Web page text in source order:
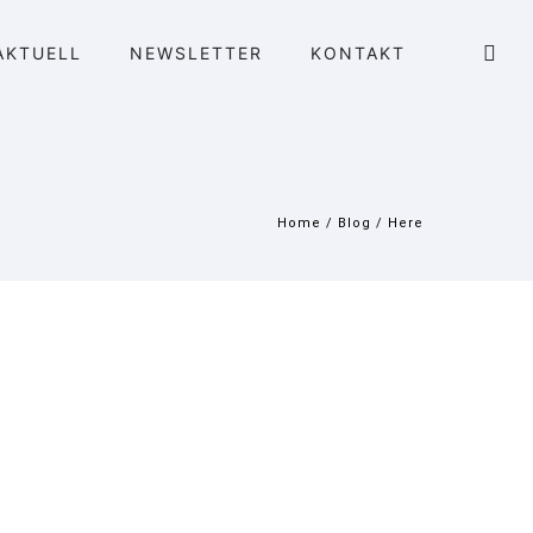
NEWSLETTER KONTAKT
Home / Blog / Here